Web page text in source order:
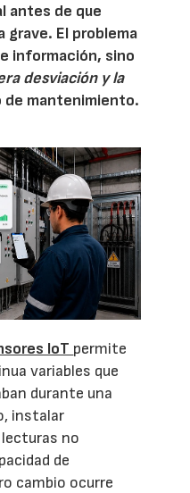
antes de que
grave. El problema
información, sino
desviación y la
de mantenimiento.
IoT permite
variables que
durante una
instalar
no
de
cambio ocurre